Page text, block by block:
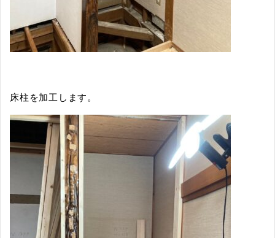
床柱を加工します。